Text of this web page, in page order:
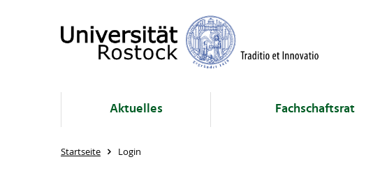
Aktuelles Fachschaftsrat
Startseite Login